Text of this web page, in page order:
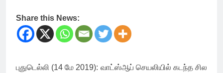
Share this News:
புதுடெல்லி (14 மே 2019): வாட்ஸ்ஆப் செயலியில் கடந்த சில